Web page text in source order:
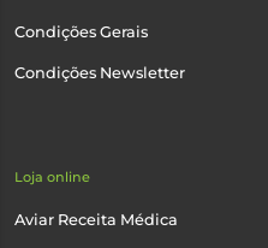
Condições Gerais
Condições Newsletter
Loja online
Aviar Receita Médica